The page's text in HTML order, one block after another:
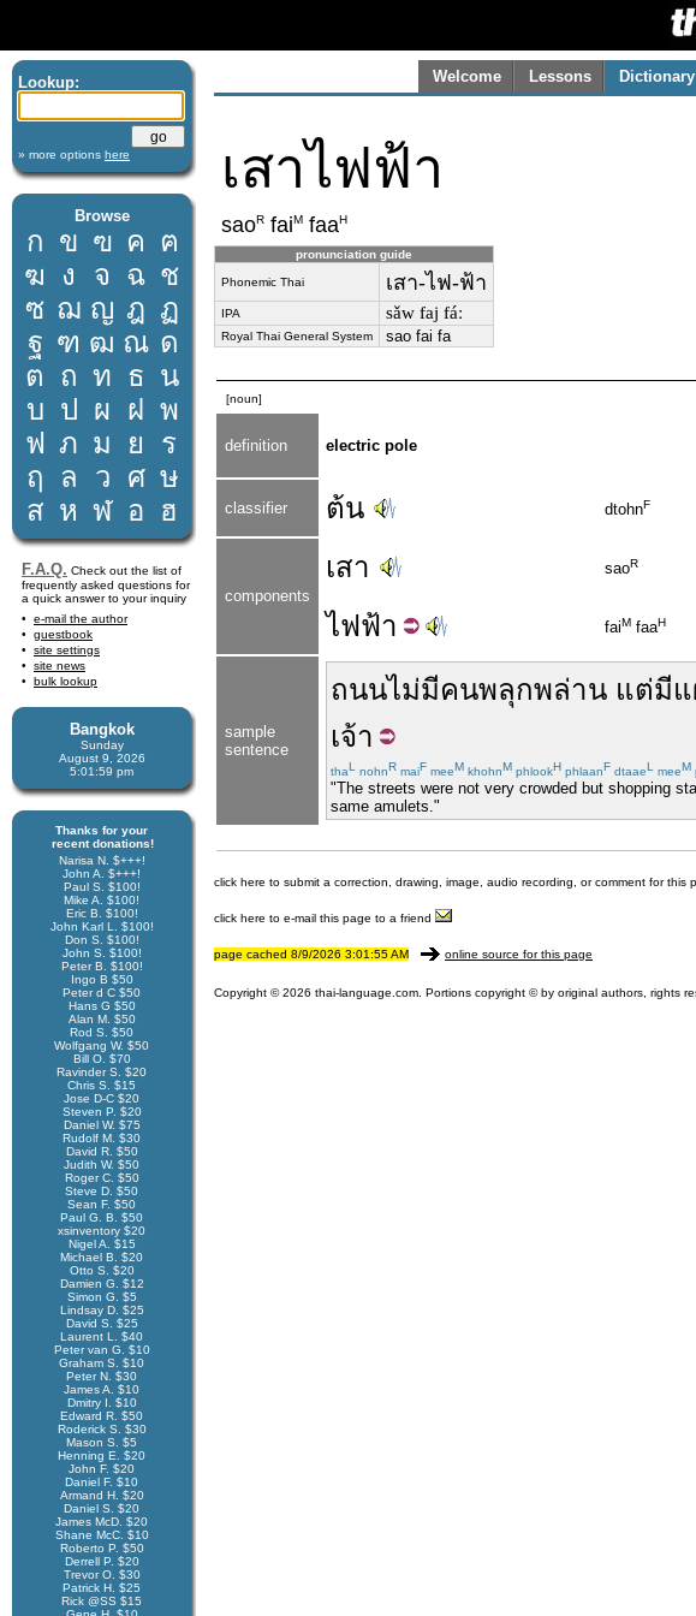
Lookup:
» more options here
Browse
ก ข ฃ ค ฅ
ฆ ง จ ฉ ช
ซ ฌ ญ ฎ ฏ
ฐ ฑ ฒ ณ ด
ต ถ ท ธ น
บ ป ผ ฝ พ
ฟ ภ ม ย
ร
ฤ
ล ว ศ ษ
ส ห ฬ อ ฮ
F.A.Q. Check out the list of
frequently asked questions for
a quick answer to your inquiry
e-mail the author
guestbook
site settings
site news
bulk lookup
Bangkok
Sunday
August 9, 2026
5:01:59 pm
Thanks for your
recent donations!
Narisa N. $+++!
John A. $+++!
Paul S. $100!
Mike A. $100!
Eric B. $100!
John Karl L. $100!
Don S. $100!
John S. $100!
Peter B. $100!
Ingo B $50
Peter d C $50
Hans G $50
Alan M. $50
Rod S. $50
Wolfgang W. $50
Bill O. $70
Ravinder S. $20
Chris S. $15
Jose D-C $20
Steven P. $20
Daniel W. $75
Rudolf M. $30
David R. $50
Judith W. $50
Roger C. $50
Steve D. $50
Sean F. $50
Paul G. B. $50
xsinventory $20
Nigel A. $15
Michael B. $20
Otto S. $20
Damien G. $12
Simon G. $5
Lindsay D. $25
David S. $25
Laurent L. $40
Peter van G. $10
Graham S. $10
Peter N. $30
James A. $10
Dmitry I. $10
Edward R. $50
Roderick S. $30
Mason S. $5
Henning E. $20
John F. $20
Daniel F. $10
Armand H. $20
Daniel S. $20
James McD. $20
Shane McC. $10
Roberto P. $50
Derrell P. $20
Trevor O. $30
Patrick H. $25
Rick @SS $15
Welcome Lessons Dictionary
เสาไฟฟ้า
saoR faiM faaH
pronunciation guide
Phonemic Thai เสา-ไฟ-ฟ้า
IPA sǎw faj fáː
Royal Thai General System sao fai fa
[noun]
definition electric pole
classifier ต้น dtohnF
components
เสา saoR
ไฟฟ้า faiM faaH
sample
sentence
ถนนไม่มีคนพลุกพล่าน แต่มี
เจ้า
thaL nohnR maiF meeM khohnM phlookH phlaanF dtaaeL meeM
"The streets were not very crowded but shopping
same amulets."
click here to submit a correction, drawing, image, audio recording, or comment for this
click here to e-mail this page to a friend
page cached 8/9/2026 3:01:55 AM online source for this page
Copyright © 2026 thai-language.com. Portions copyright © by original authors, rights